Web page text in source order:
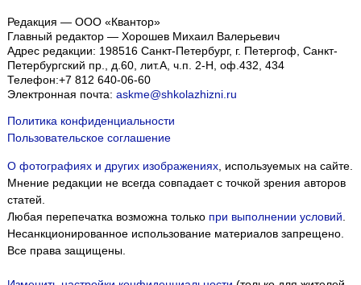
Редакция — ООО «Квантор»
Главный редактор — Хорошев Михаил Валерьевич
Адрес редакции: 198516 Санкт-Петербург, г. Петергоф Санкт-
Петербургский пр., д.60, лит.А, ч.п. 2-Н, оф.432, 434
Телефон:+7 812 640-06-60
Электронная почта: askme@shkolazhizni.ru
Политика конфиденциальности
Пользовательское соглашение
О фотографиях и других изображениях, используемых на сайте.
Мнение редакции не всегда совпадает с точкой зрения авторов
статей.
Любая перепечатка возможна только при выполнении условий
Несанкционированное использование материалов запрещено.
Все права защищены.